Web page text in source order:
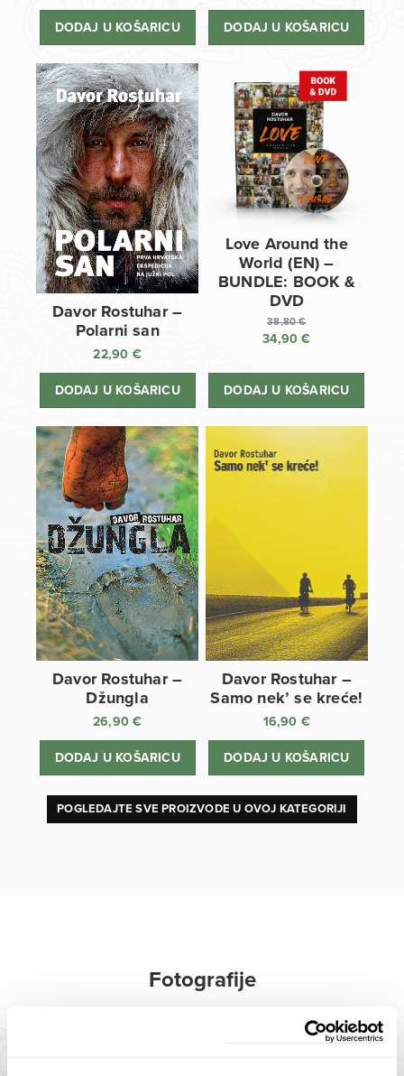
DODAJ U KOŠARICU DODAJ U KOŠARICU
Davor Rostuhar –
Polarni san
22,90 €
DODAJ U KOŠARICU
Love Around the
World (EN) –
BUNDLE: BOOK &
DVD
38,80€
Izvorna
bila
34,90€
cijena
DODAJ U KOŠARICU
Davor Rostuhar –
Džungla
26,90€
DODAJ U KOŠARICU
Davor Rostuhar –
Samo nek’ se kreće!
16,90 €
DODAJ U KOŠARICU
POGLEDAJTE SVE PROIZVODE U OVOJ KATEGORIJI
Fotografije